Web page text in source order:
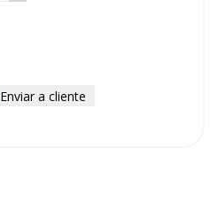
Enviar a cliente